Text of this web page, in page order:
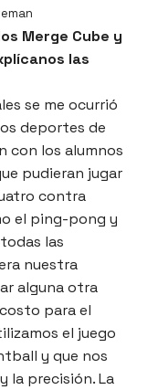
Merge Cube y
las
se me ocurrió
deportes de
con los alumnos
pudieran jugar
contra
el ping-pong y
las
nuestra
alguna otra
para el
el juego
y que nos
la precisión. La